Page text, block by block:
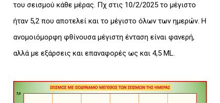
του σεισμού κάθε μέρας. Πχ στις 10/2/2025 το μέγιστο
ήταν 5,2 που αποτελεί και το μέγιστο όλων των ημερών. Η
ανομοιόμορφη φθίνουσα μέγιστη ένταση είναι φανερή,
αλλά με εξάρσεις και επαναφορές ως και 4,5 ML.